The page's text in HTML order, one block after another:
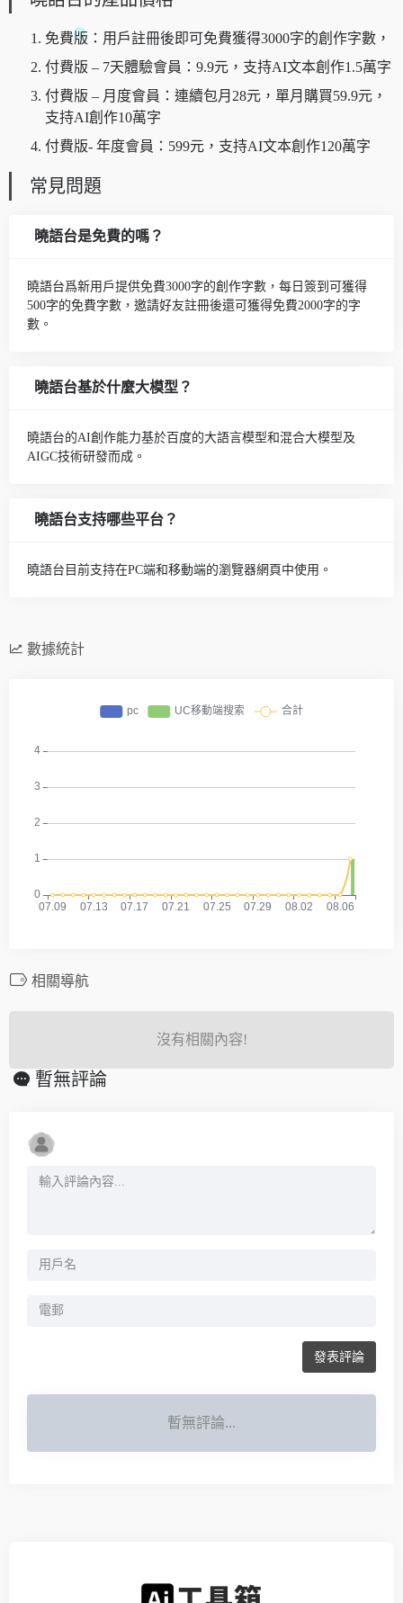
免費版：用戶註冊後即可免費獲得3000字的創作字數，
付費版 – 7天體驗會員：9.9元，支持AI文本創作1.5萬字
付費版 – 月度會員：連續包月28元，單月購買59.9元，
支持AI創作10萬字
付費版- 年度會員：599元，支持AI文本創作120萬字
常見問題
曉語台是免費的嗎？
曉語台爲新用戶提供免費3000字的創作字數，每日簽到可獲得
500字的免費字數，邀請好友註冊後還可獲得免費2000字的字
數。
曉語台基於什麼大模型？
曉語台的AI創作能力基於百度的大語言模型和混合大模型及
AIGC技術研發而成。
曉語台支持哪些平台？
曉語台目前支持在PC端和移動端的瀏覽器網頁中使用。
數據統計
相關導航
沒有相關內容!
暫無評論
發表評論
暫無評論...